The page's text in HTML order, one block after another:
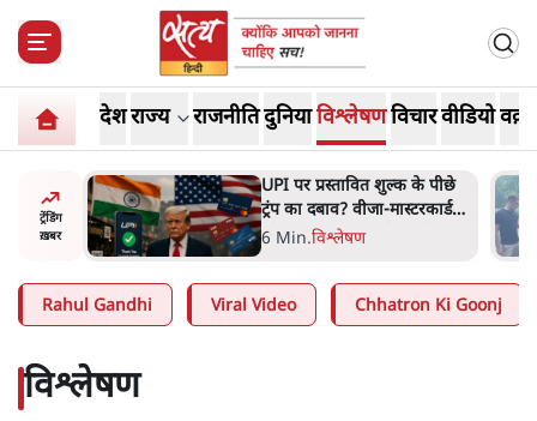
देशराज्य राजनीतिदुनियाविश्लेषणविचारवीडियो
ट्रेंडिंग
ख़बर
'E20- दाल में काला नहीं, पूरी दाल
ही काली; वाहनों को बरबाद कर
रहा है इथेनॉल': राहुल
5 Min.देश
Rahul Gandhi Viral Video Chhatron Ki Goonj
विश्लेषण